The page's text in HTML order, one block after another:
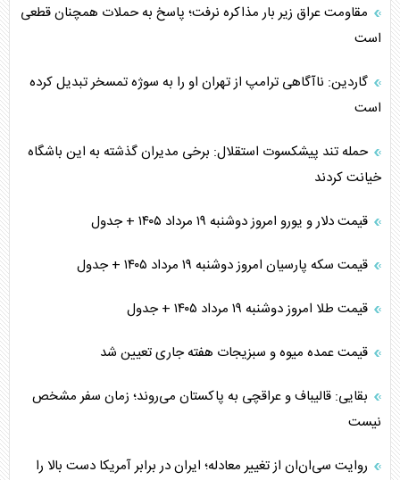
مقاومت عراق زیر بار مذاکره نرفت؛ پاسخ به حملات همچنان قطعی
است
گاردین: ناآگاهی ترامپ از تهران او را به سوژه تمسخر تبدیل کرده
است
حمله تند پیشکسوت استقلال: برخی مدیران گذشته به این باشگاه
خیانت کردند
قیمت دلار و یورو امروز دوشنبه ۱۹ مرداد ۱۴۰۵ + جدول
قیمت سکه پارسیان امروز دوشنبه ۱۹ مرداد ۱۴۰۵ + جدول
قیمت طلا امروز دوشنبه ۱۹ مرداد ۱۴۰۵ + جدول
قیمت عمده میوه و سبزیجات هفته جاری تعیین شد
بقایی: قالیباف و عراقچی به پاکستان می‌روند؛ زمان سفر مشخص
نیست
روایت سی‌ان‌ان از تغییر معادله؛ ایران در برابر آمریکا دست بالا را